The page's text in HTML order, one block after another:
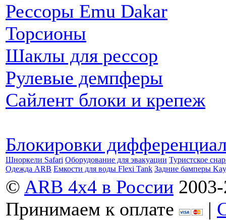
Рессоры Emu Dakar
Торсионы
Шаклы для рессор
Рулевые демпферы
Сайлент блоки и крепеж
Блокировки
Шноркели Safari Оборудование для эвакуации Туристское
Одежда ARB Емкости для воды Flexi Tank Задние бамперы
© ARB 4x4 в России
Принимаем к оплате
|